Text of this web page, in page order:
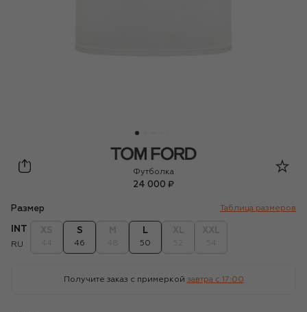
Tom Ford
Футболка
24 000 ₽
Размер Таблица размеров
INT
RU
S
46
L
50
Получите заказ с примеркой завтра c 17:00